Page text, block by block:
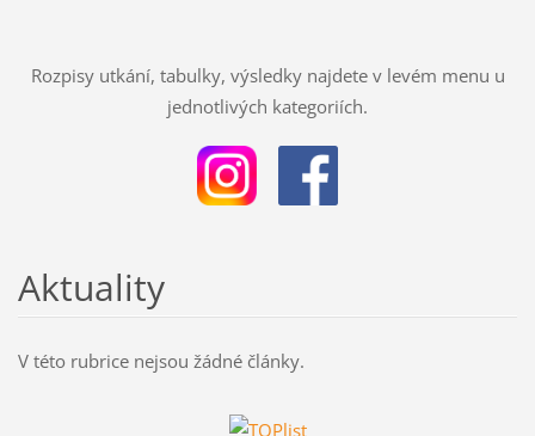
Rozpisy utkání, tabulky, výsledky najdete v levém menu u
jednotlivých kategoriích.
Aktuality
V této rubrice nejsou žádné články.